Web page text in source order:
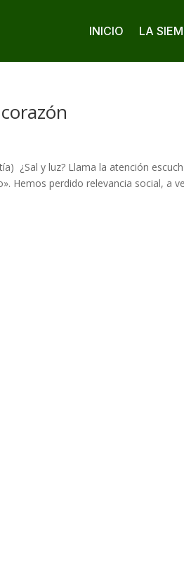
INICIO LA
¿Sal y luz? Llama la atención
Hemos perdido relevancia social, a